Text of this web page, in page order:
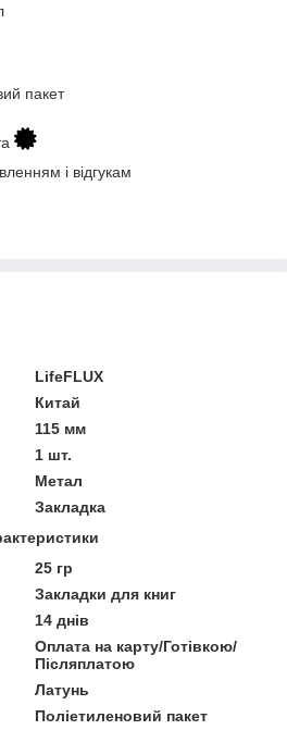
пакет
і відгукам
LifeFLUX
Китай
115 мм
1 шт.
Метал
Закладка
25 гр
Закладки для книг
14 днів
Оплата на карту/Готівкою/
Післяплатою
Латунь
Поліетиленовий пакет